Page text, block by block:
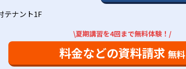
テナント1F
\夏期講習を4回まで無料体験！/
料金などの資料請求 無料